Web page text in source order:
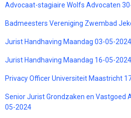
Advocaat-stagiaire Wolfs Advocaten
Badmeesters Vereniging Zwembad
Jurist Handhaving Maandag 03-05-2024
Jurist Handhaving Maandag 16-05-2024
Privacy Officer Universiteit Maastricht
Senior Jurist Grondzaken en Vastgoed
05-2024